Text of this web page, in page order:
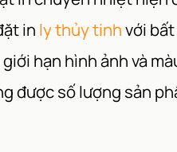
in ly thủy tinhvới
hạn hình ảnh và
được số lượng sản